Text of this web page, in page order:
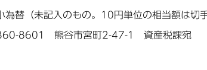
為替（未記入のもの。10円単位の相当額は切
8601 熊谷市宮町2-47-1 資産税課宛